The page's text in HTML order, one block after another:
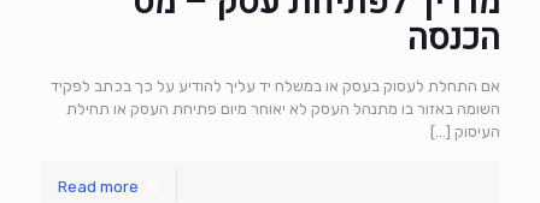
הכנסה
אם התחלת לעסוק בעסק או במשלח יד עליך להודיע על כך בכתב לפקיד
השומה באזור בו מתנהל העסק לא יאוחר מיום פתיחת העסק או תחילת
העיסוק […]
Read more